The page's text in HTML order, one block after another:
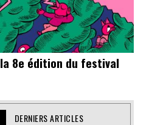
8e édition du festival
DERNIERS ARTICLES